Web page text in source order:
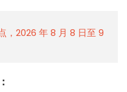
，2026 年 8 月 8 日至 9